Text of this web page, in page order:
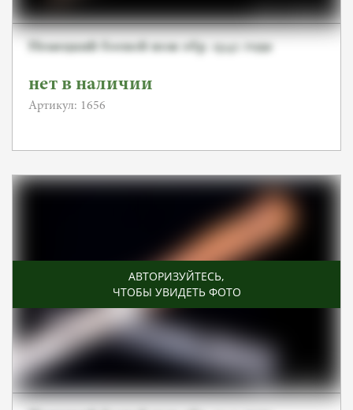
Немецкий боевой нож обр. 1942 года
нет в наличии
Артикул: 1656
АВТОРИЗУЙТЕСЬ,
ЧТОБЫ УВИДЕТЬ ФОТО